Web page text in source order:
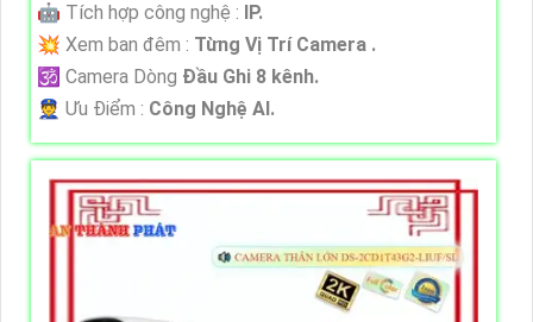
🤖️ Tích hợp công nghệ :
IP.
💥 Xem ban đêm : Từng Vị Trí Camera .
🕉️ Camera Dòng Đầu Ghi 8 kênh.
️👮 Ưu Điểm : Công Nghệ AI.